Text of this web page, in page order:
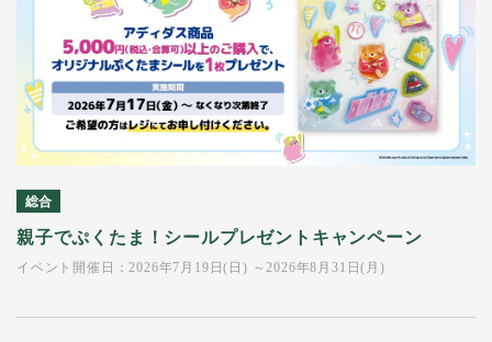
総合
親子でぷくたま！シールプレゼントキャンペーン
イベント開催日：2026年7月19日(日) ～2026年8月31日(月)